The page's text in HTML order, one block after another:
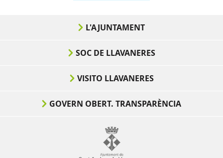
L'AJUNTAMENT
SOC DE LLAVANERES
VISITO LLAVANERES
GOVERN OBERT. TRANSPARÈNCIA